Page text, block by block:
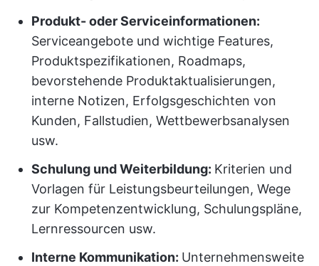
Produkt- oder Serviceinformationen:
Serviceangebote und wichtige Features,
Produktspezifikationen, Roadmaps,
bevorstehende Produktaktualisierungen,
interne Notizen, Erfolgsgeschichten von
Kunden, Fallstudien, Wettbewerbsanalysen
usw.
Schulung und Weiterbildung: Kriterien und
Vorlagen für Leistungsbeurteilungen, Wege
zur Kompetenzentwicklung, Schulungspläne,
Lernressourcen usw.
Interne Kommunikation: Unternehmensweite